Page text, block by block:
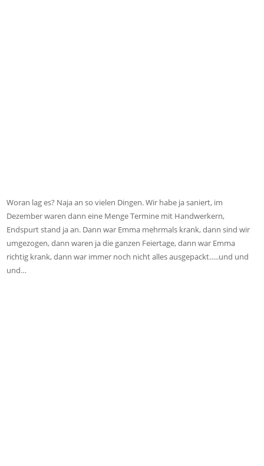
Woran lag es? Naja an so vielen Dingen. Wir habe ja saniert, im
Dezember waren dann eine Menge Termine mit Handwerkern,
Endspurt stand ja an. Dann war Emma mehrmals krank, dann sind wir
umgezogen, dann waren ja die ganzen Feiertage, dann war Emma
richtig krank, dann war immer noch nicht alles ausgepackt…..und und
und…